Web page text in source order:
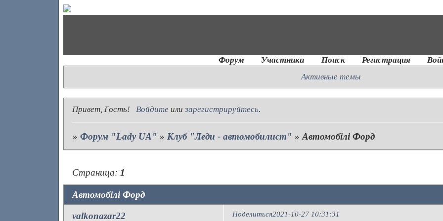
Форум Участники Поиск Регистрация
Активные темы
Привет, Гость! Войдите илизарегистрируйтесь.
»Форум "Lady UA" » Клуб "Леди - автомобилист" »Автомобілі Форд
Автомобілі Форд
Страница:1
Поделиться2021-10-27 10:31:31
valkonazar22